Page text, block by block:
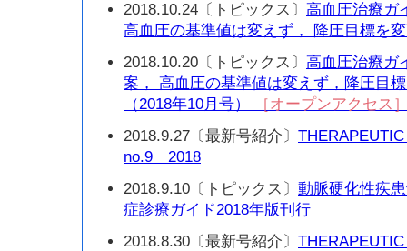
2018.10.24〔トピックス〕 高血圧治療ガ
高血圧の基準値は変えず， 降圧目標を
2018.10.20〔トピックス〕 高血圧治療ガ
案， 高血圧の基準値は変えず，降圧目
（2018年10月号）
［オープンアクセス
2018.9.27〔最新号紹介〕
no.9 2018
2018.9.10〔トピックス〕 動脈硬化性疾
症診療ガイド2018年版刊行
2018.8.30〔最新号紹介〕